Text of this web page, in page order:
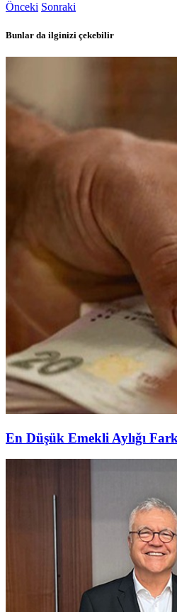
Önceki Sonraki
Bunlar da ilginizi çekebilir
En Düşük Emekli Aylığı